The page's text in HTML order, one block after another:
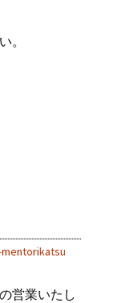
。
営業いたし